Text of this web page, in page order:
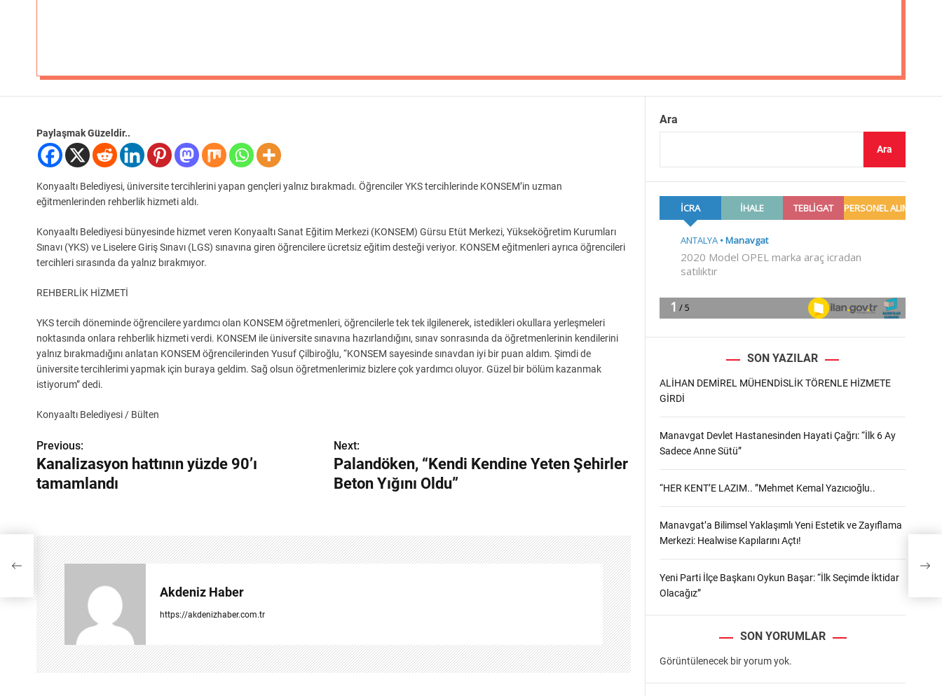
Paylaşmak Güzeldir..
Konyaaltı Belediyesi, üniversite tercihlerini yapan gençleri yalnız bırakmadı. Öğrenciler YKS tercihlerinde KONSEM’in uzman
eğitmenlerinden rehberlik hizmeti aldı.
Konyaaltı Belediyesi bünyesinde hizmet veren Konyaaltı Sanat Eğitim Merkezi (KONSEM) Gürsu Etüt Merkezi, Yükseköğretim Kurumları
Sınavı (YKS) ve Liselere Giriş Sınavı (LGS) sınavına giren öğrencilere ücretsiz eğitim desteği veriyor. KONSEM eğitmenleri ayrıca öğrencileri
tercihleri sırasında da yalnız bırakmıyor.
REHBERLİK HİZMETİ
YKS tercih döneminde öğrencilere yardımcı olan KONSEM öğretmenleri, öğrencilerle tek tek ilgilenerek, istedikleri okullara yerleşmeleri
noktasında onlara rehberlik hizmeti verdi. KONSEM ile üniversite sınavına hazırlandığını, sınav sonrasında da öğretmenlerinin kendilerini
yalnız bırakmadığını anlatan KONSEM öğrencilerinden Yusuf Çilbiroğlu, “KONSEM sayesinde sınavdan iyi bir puan aldım. Şimdi de
üniversite tercihlerimi yapmak için buraya geldim. Sağ olsun öğretmenlerimiz bizlere çok yardımcı oluyor. Güzel bir bölüm kazanmak
istiyorum” dedi.
Konyaaltı Belediyesi / Bülten
Y
a
g
e
z
i
n
Previous:
Kanalizasyon hattının yüzde 90’ı
tamamlandı
Next:
Palandöken, “Kendi Kendine Yeten Şehirler
Beton Yığını Oldu”
Akdeniz Haber
https://akdenizhaber.com.tr
Ara
Ara
SON YAZILAR
ALİHAN DEMİREL MÜHENDİSLİK TÖRENLE HİZMETE
GİRDİ
Manavgat Devlet Hastanesinden Hayati Çağrı: “İlk 6 Ay
Sadece Anne Sütü”
“HER KENT’E LAZIM.. ”Mehmet Kemal Yazıcıoğlu..
Manavgat’a Bilimsel Yaklaşımlı Yeni Estetik ve Zayıflama
Merkezi: Healwise Kapılarını Açtı!
Yeni Parti İlçe Başkanı Oykun Başar: “İlk Seçimde İktidar
Olacağız”
SON YORUMLAR
Görüntülenecek bir yorum yok.